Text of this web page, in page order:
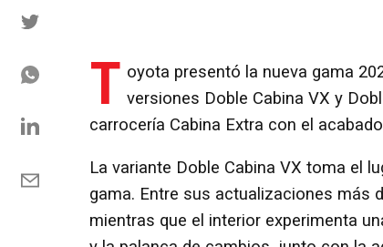
T oyota presentó la nueva gama
versiones Doble Cabina VX y
carrocería Cabina Extra con el
La variante Doble Cabina VX toma el
gama. Entre sus actualizaciones más
mientras que el interior experimenta